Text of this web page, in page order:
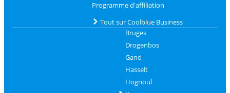
Programme d'affiliation
Tout sur Coolblue Business
Bruges
Drogenbos
Gand
Hasselt
Hognoul